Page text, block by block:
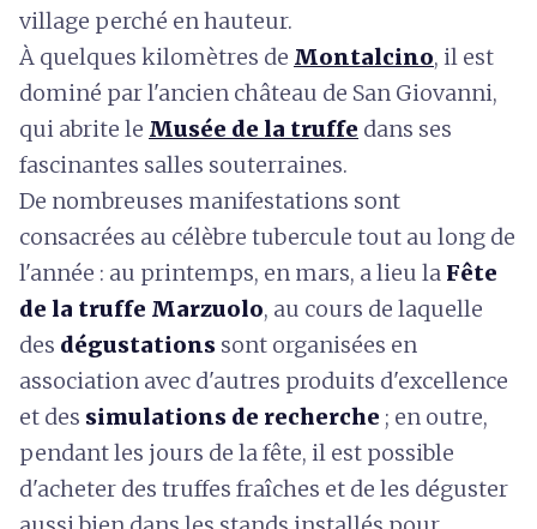
village perché en hauteur.
À quelques kilomètres de Montalcino, il est
dominé par l'ancien château de San Giovanni,
qui abrite le Musée de la truffe dans ses
fascinantes salles souterraines.
De nombreuses manifestations sont
consacrées au célèbre tubercule tout au long de
l'année : au printemps, en mars, a lieu la Fête
de la truffe Marzuolo, au cours de laquelle
des dégustations sont organisées en
association avec d'autres produits d'excellence
et des simulations de recherche ; en outre,
pendant les jours de la fête, il est possible
d'acheter des truffes fraîches et de les déguster